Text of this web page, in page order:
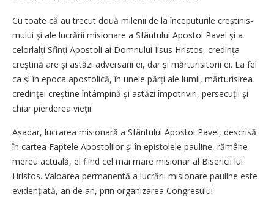
Cu toate că au trecut două milenii de la începuturile creștinis­
mului și ale lucrării misionare a Sfântului Apostol Pavel și a
celorlalți Sfinți Apostoli ai Domnului Iisus Hristos, credința
creștină are și astăzi adversarii ei, dar și mărturisitorii ei. La fel
ca și în epoca apostolică, în unele părți ale lumii, mărturisirea
credinţei creștine întâmpină și astăzi împotriviri, persecuţii şi
chiar pierderea vieţii.
Așadar, lucrarea misionară a Sfântului Apostol Pavel, descrisă
în cartea Faptele Apostolilor şi în epistolele pauline, rămâne
mereu actuală, el fiind cel mai mare misionar al Bisericii lui
Hristos. Valoarea permanentă a lucrării misionare pauline este
evidenţiată, an de an, prin organizarea Congresului